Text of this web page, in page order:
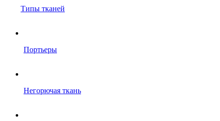
Типы тканей
Портьеры
Негорючая ткань